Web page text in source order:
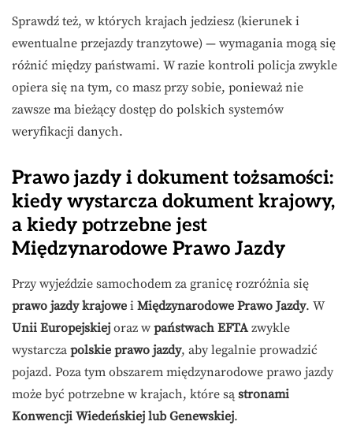
Sprawdź też, w których krajach jedziesz (kierunek i
ewentualne przejazdy tranzytowe) — wymagania mogą się
różnić między państwami. W razie kontroli policja zwykle
opiera się na tym, co masz przy sobie, ponieważ nie
zawsze ma bieżący dostęp do polskich systemów
weryfikacji danych.
Prawo jazdy i dokument tożsamości:
kiedy wystarcza dokument krajowy,
a kiedy potrzebne jest
Międzynarodowe Prawo Jazdy
Przy wyjeździe samochodem za granicę rozróżnia się
prawo jazdy krajowe i Międzynarodowe Prawo Jazdy. W
Unii Europejskiej oraz w państwach EFTA zwykle
wystarcza polskie prawo jazdy, aby legalnie prowadzić
pojazd. Poza tym obszarem międzynarodowe prawo jazdy
może być potrzebne w krajach, które są stronami
Konwencji Wiedeńskiej lub Genewskiej.